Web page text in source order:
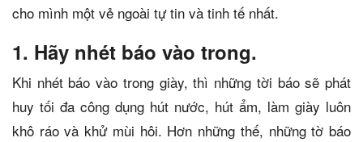
cho mình một vẻ ngoài tự tin và tinh tế nhất.
1. Hãy nhét báo vào trong.
Khi nhét báo vào trong giày, thì những tời báo sẽ phát
huy tối đa công dụng hút nước, hút ẩm, làm giày luôn
khô ráo và khử mùi hôi. Hơn những thế, những tờ báo